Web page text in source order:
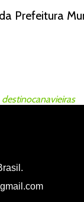
Prefeitura
destinocanavieiras